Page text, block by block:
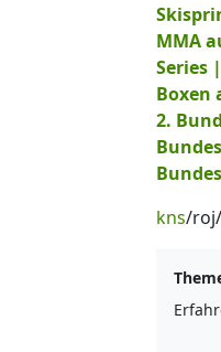
MMA
Series
Boxen
2.
kns/